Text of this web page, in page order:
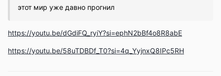
этот мир уже давно прогнил
https://youtu.be/dGdiFQ_ryiY?si=ephN2bBf4o8R8abE
https://youtu.be/58uTDBDf_T0?si=4q_YyjnxQ8IPc5RH